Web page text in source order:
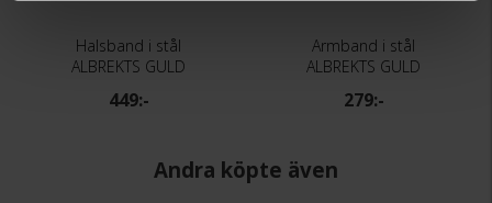
Halsband i stål
ALBREKTS GULD
449:-
Armband i stål
ALBREKTS GULD
279:-
Andra köpte även